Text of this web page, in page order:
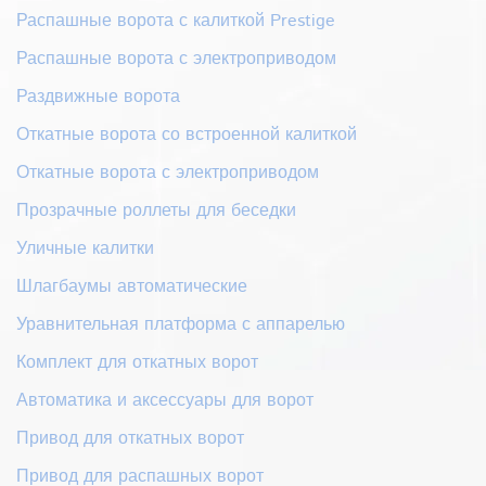
Распашные ворота с калиткой Prestige
Распашные ворота с электроприводом
Раздвижные ворота
Откатные ворота со встроенной калиткой
Откатные ворота с электроприводом
Прозрачные роллеты для беседки
Уличные калитки
Шлагбаумы автоматические
Уравнительная платформа с аппарелью
Комплект для откатных ворот
Автоматика и аксессуары для ворот
Привод для откатных ворот
Привод для распашных ворот